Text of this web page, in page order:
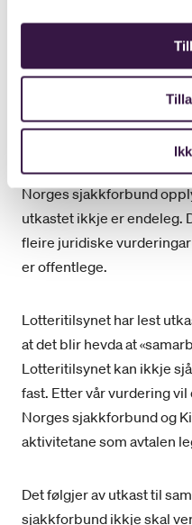
Om utkastet til
Norges sjakkforbund
utkastet ikkje er endeleg.
fleire juridiske
er offentlege.
Lotteritilsynet har lest
at det blir hevda at
Lotteritilsynet kan ikkje
fast. Etter vår vurdering
Norges sjakkforbund og
aktivitetane som avtalen
Det følgjer av utkast til
sjakkforbund ikkje skal